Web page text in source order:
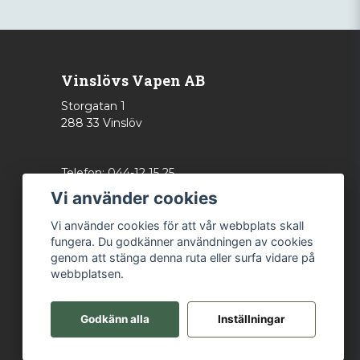
Vinslövs Vapen AB
Storgatan 1
288 33 Vinslöv
Telefon: 044-12 15 25
info@vinslovsvapen.se
Vi använder cookies
Vi använder cookies för att vår webbplats skall
fungera. Du godkänner användningen av cookies
genom att stänga denna ruta eller surfa vidare på
webbplatsen.
Godkänn alla Inställningar